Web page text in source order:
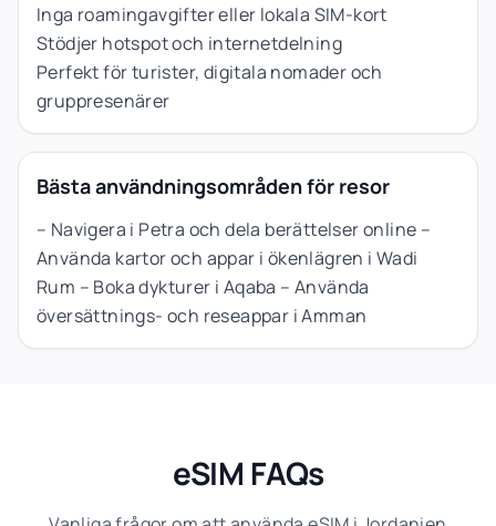
Inga roamingavgifter eller lokala SIM-kort
Stödjer hotspot och internetdelning
Perfekt för turister, digitala nomader och
gruppresenärer
Bästa användningsområden för resor
– Navigera i Petra och dela berättelser online –
Använda kartor och appar i ökenlägren i Wadi
Rum – Boka dykturer i Aqaba – Använda
översättnings- och reseappar i Amman
eSIM FAQs